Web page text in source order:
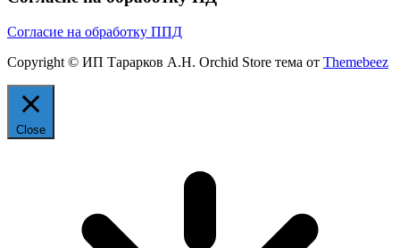
Согласие на обработку ППД
Copyright © ИП Тарарков А.Н. Orchid Store тема от Themebeez
Close